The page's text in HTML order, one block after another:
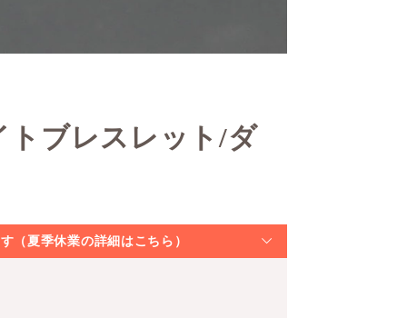
トブレスレット/ダ
夏季休業の詳細はこちら）